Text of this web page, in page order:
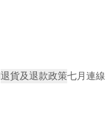
退貨及退款政策七月連線